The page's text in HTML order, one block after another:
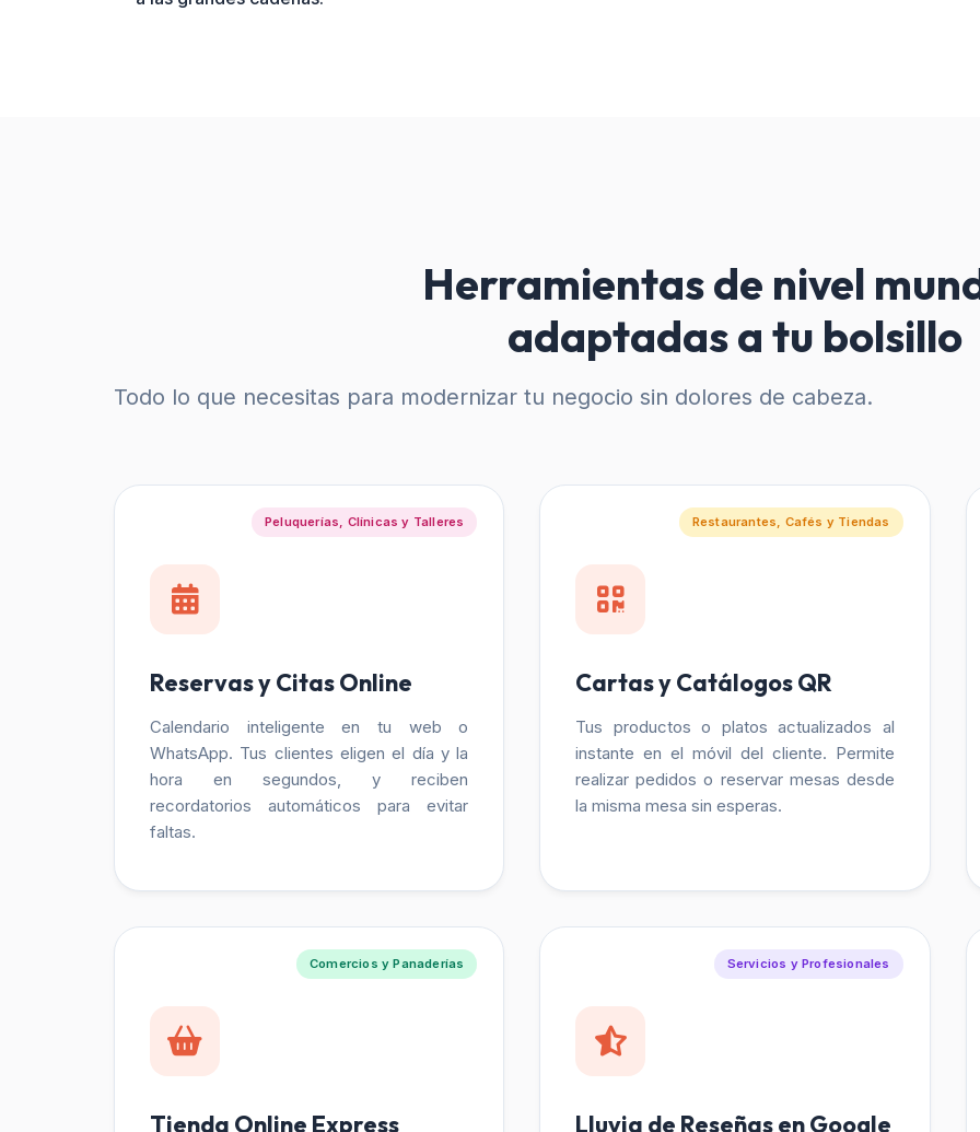
Herramientas de nivel
adaptadas a tu bolsillo
Todo lo que necesitas para modernizar tu negocio sin dolores de cabeza.
Peluquerías, Clínicas y Talleres
Reservas y Citas Online
Calendario inteligente en tu web o
WhatsApp. Tus clientes eligen el día y la
hora en segundos, y reciben
recordatorios automáticos para evitar
faltas.
Restaurantes, Cafés y Tiendas
Cartas y Catálogos QR
Tus productos o platos actualizados al
instante en el móvil del cliente. Permite
realizar pedidos o reservar mesas desde
la misma mesa sin esperas.
Comercios y Panaderías
Tienda Online Express
Servicios y Profesionales
Lluvia de Reseñas en Google